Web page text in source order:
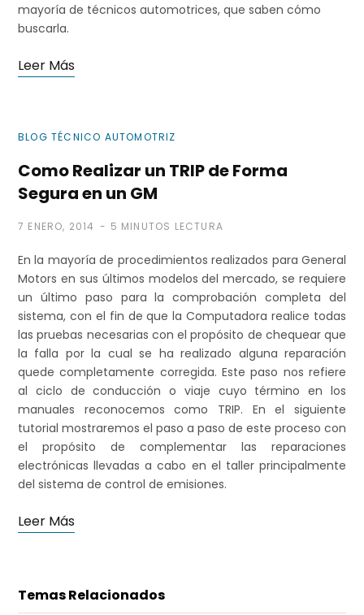
m
mayoría de técnicos automotrices, que saben cómo
buscarla.
Leer Más
BLOG TÉCNICO AUTOMOTRIZ
Como Realizar un TRIP de Forma
Segura en un GM
7 ENERO, 2014 5 MINUTOS LECTURA
En la mayoría de procedimientos realizados para General
Motors en sus últimos modelos del mercado, se requiere
un último paso para la comprobación completa del
sistema, con el fin de que la Computadora realice todas
las pruebas necesarias con el propósito de chequear que
la falla por la cual se ha realizado alguna reparación
quede completamente corregida. Este paso nos refiere
al ciclo de conducción o viaje cuyo término en los
manuales reconocemos como TRIP. En el siguiente
tutorial mostraremos el paso a paso de este proceso con
el propósito de complementar las reparaciones
electrónicas llevadas a cabo en el taller principalmente
del sistema de control de emisiones.
Leer Más
Temas Relacionados